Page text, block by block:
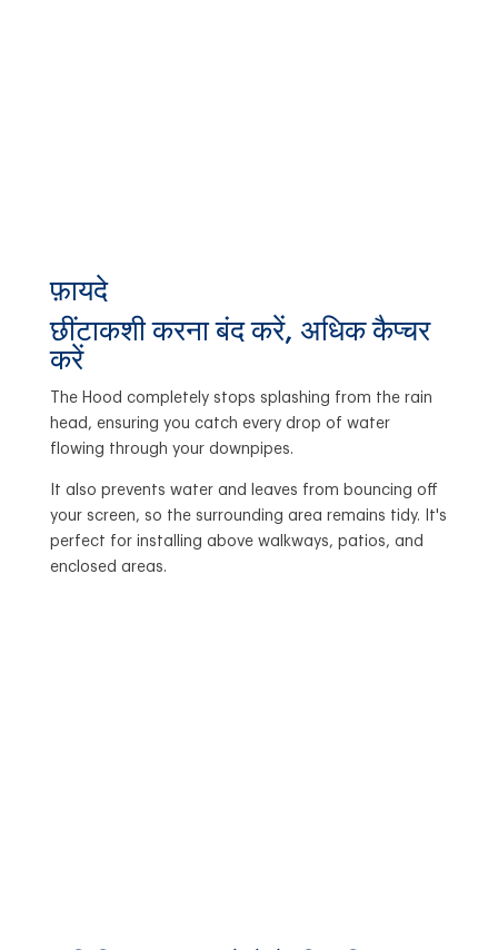
फ़ायदे
छींटाकशी करना बंद करें, अधिक कैप्चर
करें
The Hood completely stops splashing from the rain
head, ensuring you catch every drop of water
flowing through your downpipes.
It also prevents water and leaves from bouncing off
your screen, so the surrounding area remains tidy. It's
perfect for installing above walkways, patios, and
enclosed areas.